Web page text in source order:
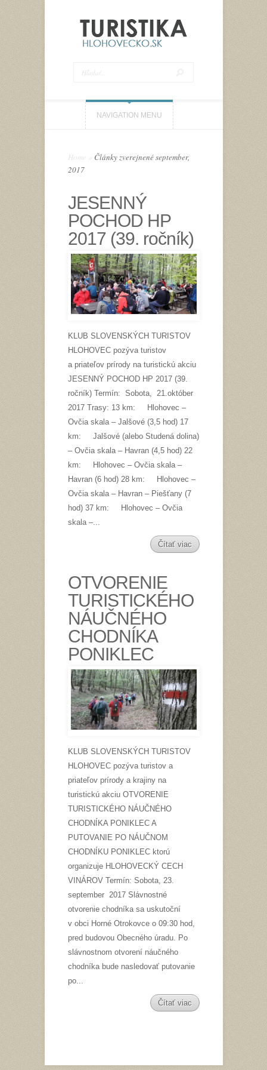
NAVIGATION MENU
Home
Články zverejnené september,
2017
JESENNÝ
POCHOD HP
2017 (39. ročník)
KLUB SLOVENSKÝCH TURISTOV
HLOHOVEC pozýva turistov
a priateľov prírody na turistickú akciu
JESENNÝ POCHOD HP 2017 (39.
ročník) Termín: Sobota, 21.október
2017 Trasy: 13 km: Hlohovec –
Ovčia skala – Jalšové (3,5 hod) 17
km: Jalšové (alebo Studená dolina)
– Ovčia skala – Havran (4,5 hod) 22
km: Hlohovec – Ovčia skala –
Havran (6 hod) 28 km: Hlohovec –
Ovčia skala – Havran – Piešťany (7
hod) 37 km: Hlohovec – Ovčia
skala –...
Čítať viac
OTVORENIE
TURISTICKÉHO
NÁUČNÉHO
CHODNÍKA
PONIKLEC
KLUB SLOVENSKÝCH TURISTOV
HLOHOVEC pozýva turistov a
priateľov prírody a krajiny na
turistickú akciu OTVORENIE
TURISTICKÉHO NÁUČNÉHO
CHODNÍKA PONIKLEC A
PUTOVANIE PO NÁUČNOM
CHODNÍKU PONIKLEC ktorú
organizuje HLOHOVECKÝ CECH
VINÁROV Termín: Sobota, 23.
september 2017 Slávnostné
otvorenie chodníka sa uskutoční
v obci Horné Otrokovce o 09:30 hod,
pred budovou Obecného úradu. Po
slávnostnom otvorení náučného
chodníka bude nasledovať putovanie
po...
Čítať viac